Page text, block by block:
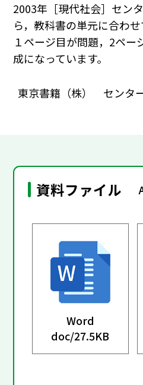
2003年［現代社会］セン
ら，教科書の単元に合わせ
１ページ目が問題，2ペー
成になっています。
東京書籍（株） センタ
資料ファイル
Word
doc/27.5KB